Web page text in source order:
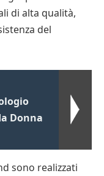
di alta qualità,
del
Donna
sono realizzati